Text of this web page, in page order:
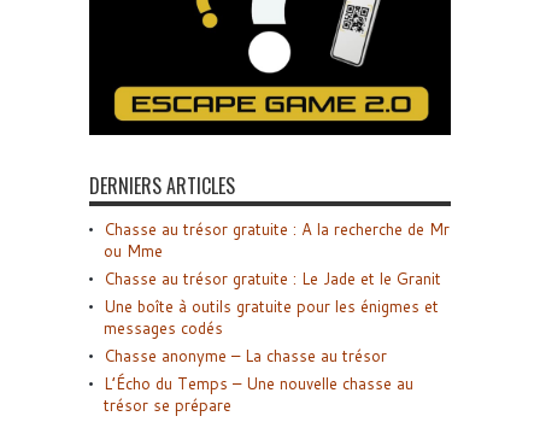
DERNIERS ARTICLES
Chasse au trésor gratuite : A la recherche de Mr
ou Mme
Chasse au trésor gratuite : Le Jade et le Granit
Une boîte à outils gratuite pour les énigmes et
messages codés
Chasse anonyme – La chasse au trésor
L’Écho du Temps – Une nouvelle chasse au
trésor se prépare